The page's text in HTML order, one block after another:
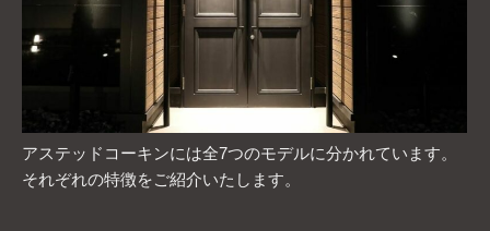
アステッドコーキンには全7つのモデルに分かれています。
それぞれの特徴をご紹介いたします。